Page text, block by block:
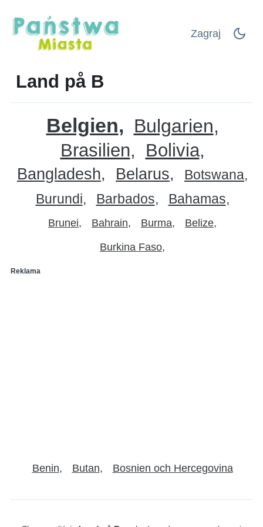
Zagraj
Land på B
Belgien Bulgarien
Brasilien Bolivia
Bangladesh Belarus
Botswana
Burundi
Barbados Bahamas
Brunei Bahrain Burma Belize
Burkina Faso
Reklama
Benin Butan Bosnien och Hercegovina